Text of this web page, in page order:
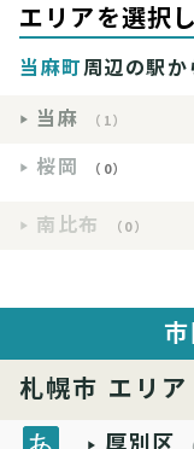
エリアを選択
当麻町周辺の駅か
当麻
（1）
桜岡 （0）
南比布 （0）
札幌市 エリア
厚別区